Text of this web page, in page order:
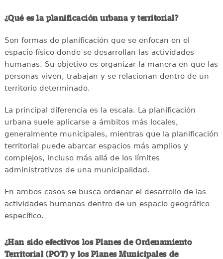
¿Qué es la planificación urbana y territorial?
Son formas de planificación que se enfocan en el
espacio físico donde se desarrollan las actividades
humanas. Su objetivo es organizar la manera en que las
personas viven, trabajan y se relacionan dentro de un
territorio determinado.
La principal diferencia es la escala. La planificación
urbana suele aplicarse a ámbitos más locales,
generalmente municipales, mientras que la planificación
territorial puede abarcar espacios más amplios y
complejos, incluso más allá de los límites
administrativos de una municipalidad.
En ambos casos se busca ordenar el desarrollo de las
actividades humanas dentro de un espacio geográfico
específico.
¿Han sido efectivos los Planes de Ordenamiento
Territorial (POT) y los Planes Municipales de